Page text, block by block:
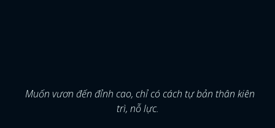
Muốn vươn đến đỉnh cao, chỉ có cách tự bản thân kiên
trì, nỗ lực.